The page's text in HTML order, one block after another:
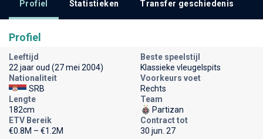
Profiel Statistieken Transfer geschiedenis
Profiel
Leeftijd
22 jaar oud (27 mei 2004)
Beste speelstijl
Klassieke vleugelspits
Nationaliteit
SRB
Voorkeurs voet
Rechts
Lengte
182cm
Team
Partizan
ETV Bereik
€0.8M – €1.2M
Contract tot
30 jun. 27